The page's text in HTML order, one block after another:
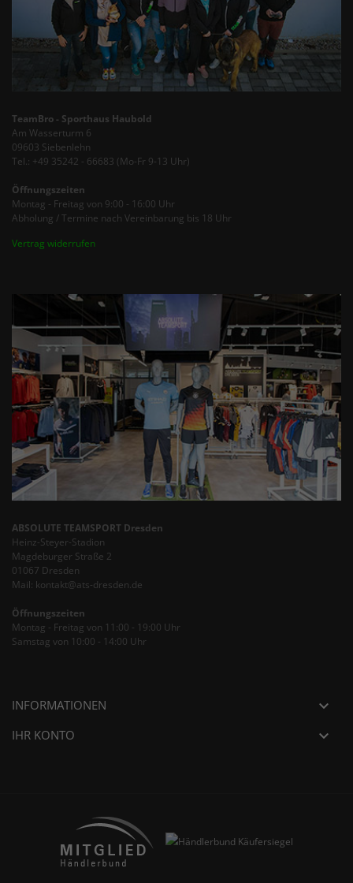
TeamBro - Sporthaus Haubold
Am Wasserturm 6
09603 Siebenlehn
Tel.: +49 35242 - 66683 (Mo-Fr 9-13 Uhr)
Öffnungszeiten
Montag - Freitag von 9:00 - 16:00 Uhr
Abholung / Termine nach Vereinbarung bis 18 Uhr
Vertrag widerrufen
ABSOLUTE TEAMSPORT Dresden
Heinz-Steyer-Stadion
Magdeburger Straße 2
01067 Dresden
Mail: kontakt@ats-dresden.de
Öffnungszeiten
Montag - Freitag von 11:00 - 19:00 Uhr
Samstag von 10:00 - 14:00 Uhr
INFORMATIONEN 
IHR KONTO 